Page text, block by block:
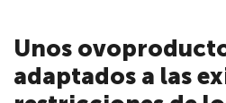
Unos
adaptados a las